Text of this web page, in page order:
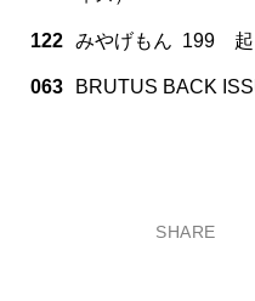
122 みやげもん 199 起
063 BRUTUS BACK
SHARE